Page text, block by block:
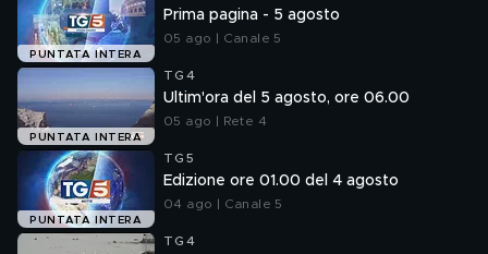
PUNTATA INTERA
Prima pagina - 5 agosto
05 ago | Canale 5
PUNTATA INTERA
TG4
Ultim'ora del 5 agosto, ore 06.00
05 ago | Rete 4
PUNTATA INTERA
TG5
Edizione ore 01.00 del 4 agosto
04 ago | Canale 5
TG4